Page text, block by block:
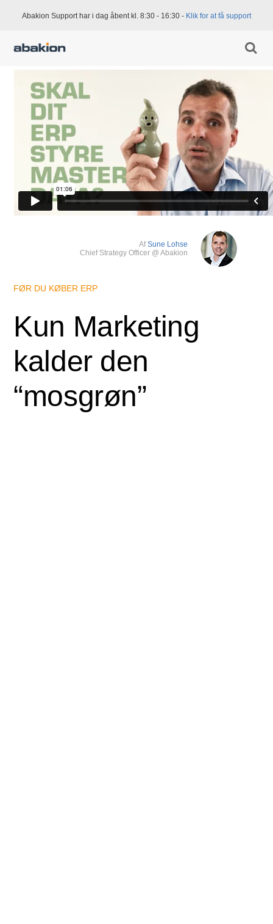
Abakion Support har i dag åbent kl. 8:30 - 16:30 - Klik for at få support
AfSune Lohse
Chief Strategy Officer @ Abakion
FØR DU KØBER ERP
Kun Marketing
kalder den
“mosgrøn”